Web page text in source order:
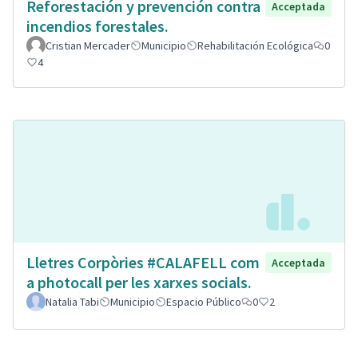
Reforestación y prevención contra
incendios forestales.
Acceptada
Cristian Mercader Municipio Rehabilitación Ecológica
0
4
Lletres Corpòries #CALAFELL com
a photocall per les xarxes socials.
Acceptada
Natalia Tabi Municipio Espacio Público 0 2